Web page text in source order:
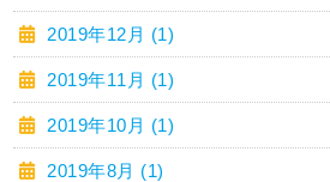
2019年12月 (1)
2019年11月 (1)
2019年10月 (1)
2019年8月 (1)